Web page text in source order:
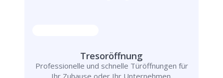
Tresoröffnung
Professionelle und schnelle Türöffnungen für
Ihr Zuhause oder Ihr Unternehmen.